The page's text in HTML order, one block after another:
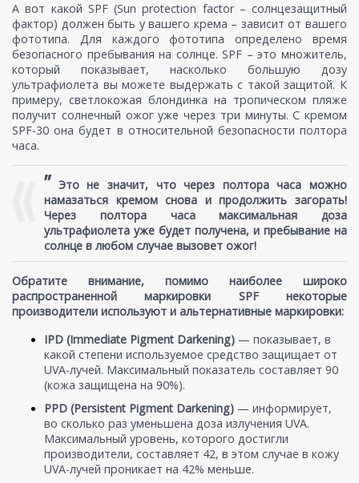
А вот какой SPF (Sun protection factor – солнцезащитный
фактор) должен быть у вашего крема – зависит от вашего
фототипа. Для каждого фототипа определено время
безопасного пребывания на солнце. SPF – это множитель,
который показывает, насколько большую дозу
ультрафиолета вы можете выдержать с такой защитой. К
примеру, светлокожая блондинка на тропическом пляже
получит солнечный ожог уже через три минуты. С кремом
SPF-30 она будет в относительной безопасности полтора
часа.
” Это не значит, что через полтора часа можно
намазаться кремом снова и продолжить загорать!
Через полтора часа максимальная доза
ультрафиолета уже будет получена, и пребывание на
солнце в любом случае вызовет ожог!
Обратите внимание, помимо наиболее широко
распространенной маркировки SPF некоторые
производители используют и альтернативные маркировки:
IPD (Immediate Pigment Darkening) — показывает, в
какой степени используемое средство защищает от
UVA-лучей. Максимальный показатель составляет 90
(кожа защищена на 90%).
PPD (Persistent Pigment Darkening) — информирует,
во сколько раз уменьшена доза излучения UVA.
Максимальный уровень, которого достигли
производители, составляет 42, в этом случае в кожу
UVA-лучей проникает на 42% меньше.